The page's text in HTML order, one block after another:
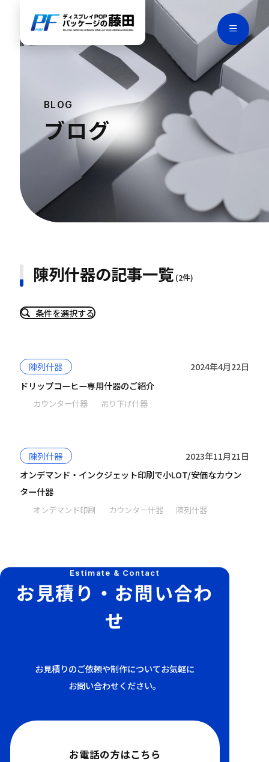
BLOG
ブログ
陳列什器の記事一覧 (2件)
条件を選択する
陳列什器
2024年4月22日
ドリップコーヒー専用什器のご紹介
カウンター什器 吊り下げ什器
陳列什器
2023年11月21日
オンデマンド・インクジェット印刷で小LOT/安価なカウン
ター什器
オンデマンド印刷 カウンター什器 陳列什器
Estimate & Contact
お見積り・お問い合わ
せ
お見積りのご依頼や制作についてお気軽に
お問い合わせください。
お電話の方はこちら